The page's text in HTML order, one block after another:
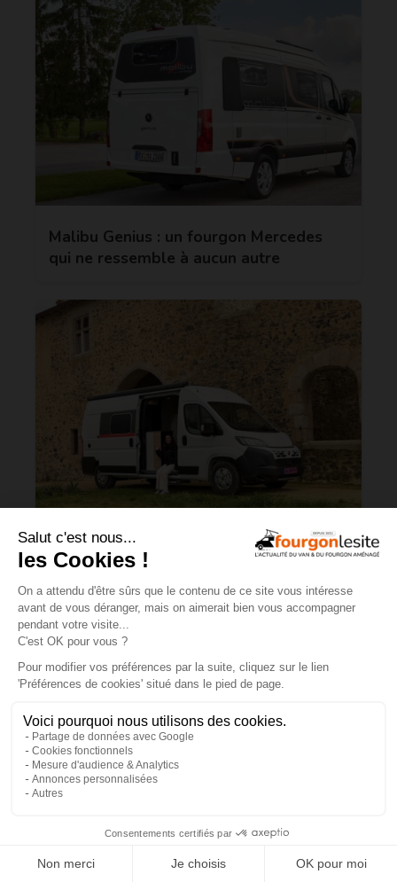
Malibu Genius : un fourgon Mercedes
qui ne ressemble à aucun autre
JOA by Pilote soigne les apparences et
notre budget
Campérêve Magellan 746 : la conquête